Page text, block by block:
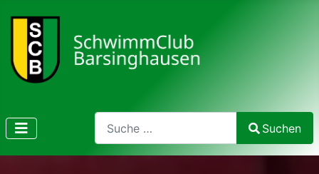
Search
Type 2 or more characters for results.
Suchen